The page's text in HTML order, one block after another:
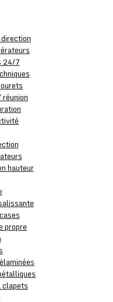
24/7
hauteur
propre
clapets